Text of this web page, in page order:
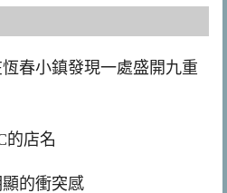
春小鎮發現一處盛開九重
的店名
的衝突感